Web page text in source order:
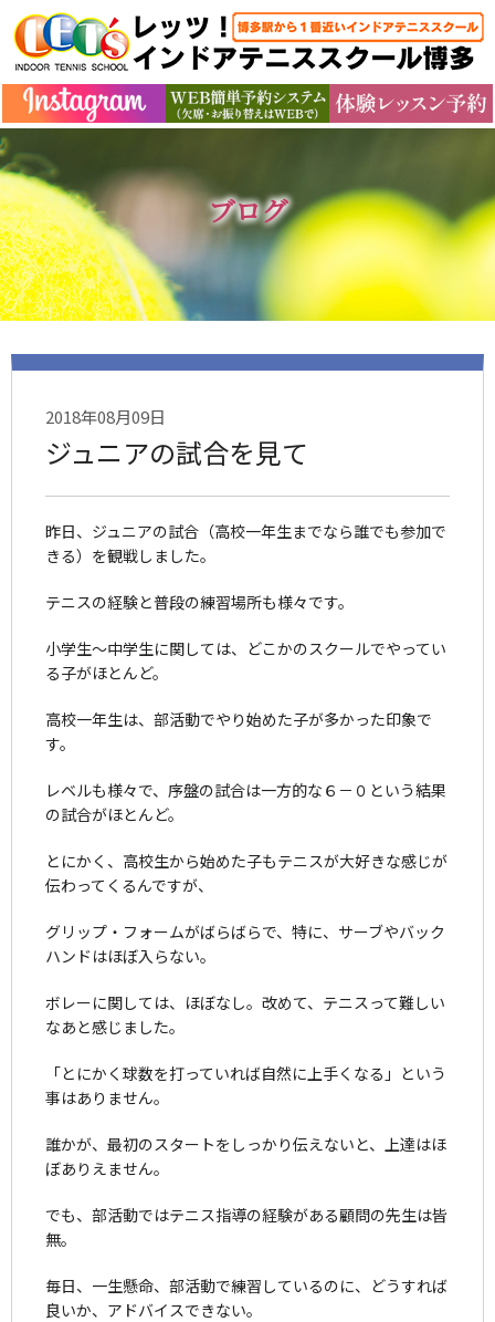
ブログ
2018年08月09日
ジュニアの試合を見て
昨日、ジュニアの試合（高校一年生までなら誰でも参加で
きる）を観戦しました。
テニスの経験と普段の練習場所も様々です。
小学生～中学生に関しては、どこかのスクールでやってい
る子がほとんど。
高校一年生は、部活動でやり始めた子が多かった印象で
す。
レベルも様々で、序盤の試合は一方的な６－０という結果
の試合がほとんど。
とにかく、高校生から始めた子もテニスが大好きな感じが
伝わってくるんですが、
グリップ・フォームがばらばらで、特に、サーブやバック
ハンドはほぼ入らない。
ボレーに関しては、ほぼなし。改めて、テニスって難しい
なあと感じました。
「とにかく球数を打っていれば自然に上手くなる」という
事はありません。
誰かが、最初のスタートをしっかり伝えないと、上達はほ
ぼありえません。
でも、部活動ではテニス指導の経験がある顧問の先生は皆
無。
毎日、一生懸命、部活動で練習しているのに、どうすれば
良いか、アドバイスできない。